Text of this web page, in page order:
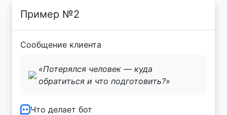
Пример №2
Сообщение клиента
«Потерялся человек — куда
обратиться и что подготовить?»
Что делает бот